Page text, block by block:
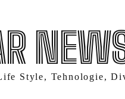
Style, Tehnologie,